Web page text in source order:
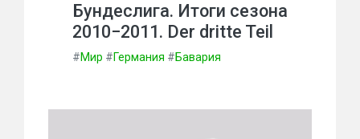
Бундеслига. Итоги сезона
2010−2011. Der dritte Teil
#Мир #Германия #Бавария